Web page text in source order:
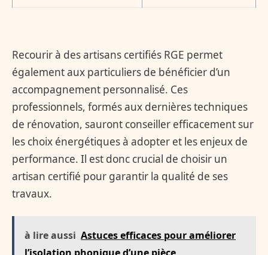
Recourir à des artisans certifiés RGE permet
également aux particuliers de bénéficier d’un
accompagnement personnalisé. Ces
professionnels, formés aux dernières techniques
de rénovation, sauront conseiller efficacement sur
les choix énergétiques à adopter et les enjeux de
performance. Il est donc crucial de choisir un
artisan certifié pour garantir la qualité de ses
travaux.
à lire aussi Astuces efficaces pour améliorer